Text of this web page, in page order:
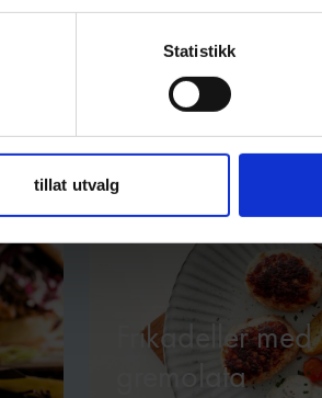
Statistikk
tillat utvalg
30 min
Frikadeller
gremolata